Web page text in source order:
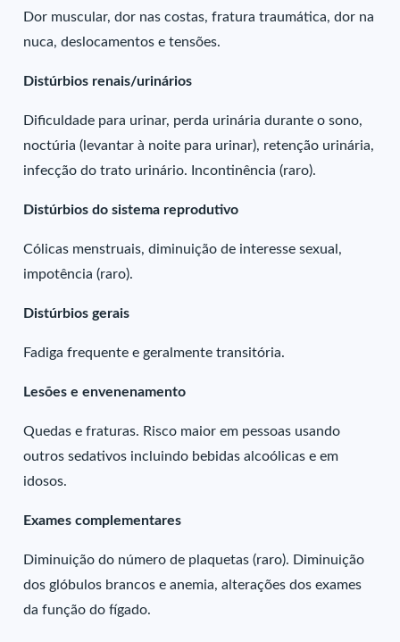
Dor muscular, dor nas costas, fratura traumática, dor na
nuca, deslocamentos e tensões.
Distúrbios renais/urinários
Dificuldade para urinar, perda urinária durante o sono,
noctúria (levantar à noite para urinar), retenção urinária,
infecção do trato urinário. Incontinência (raro).
Distúrbios do sistema reprodutivo
Cólicas menstruais, diminuição de interesse sexual,
impotência (raro).
Distúrbios gerais
Fadiga frequente e geralmente transitória.
Lesões e envenenamento
Quedas e fraturas. Risco maior em pessoas usando
outros sedativos incluindo bebidas alcoólicas e em
idosos.
Exames complementares
Diminuição do número de plaquetas (raro). Diminuição
dos glóbulos brancos e anemia, alterações dos exames
da função do fígado.